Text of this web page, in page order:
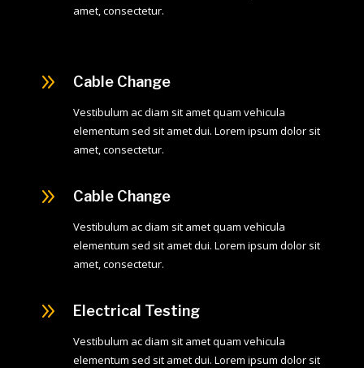
amet, consectetur.
9 Cable Change
Vestibulum ac diam sit amet quam vehicula
elementum sed sit amet dui. Lorem ipsum dolor sit
amet, consectetur.
9 Cable Change
Vestibulum ac diam sit amet quam vehicula
elementum sed sit amet dui. Lorem ipsum dolor sit
amet, consectetur.
9 Electrical Testing
Vestibulum ac diam sit amet quam vehicula
elementum sed sit amet dui. Lorem ipsum dolor sit